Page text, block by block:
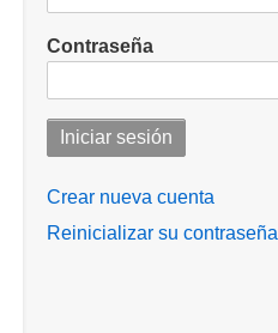
Contraseña
Crear nueva cuenta
Reinicializar su contraseña